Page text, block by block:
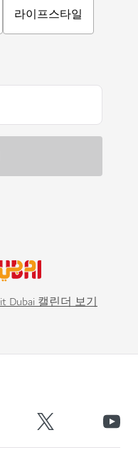
라이프스타일
Dubai 캘린더 보기